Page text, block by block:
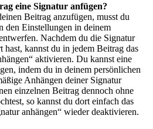
eine Signatur anfügen?
Beitrag anzufügen, musst du
den Einstellungen in deinem
Nachdem du die Signatur
hast, kannst du in jedem Beitrag das
aktivieren. Du kannst eine
indem du in deinem persönlichen
Anhängen deiner Signatur
einzelnen Beitrag dennoch ohne
so kannst du dort einfach das
anhängen“ wieder deaktivieren.